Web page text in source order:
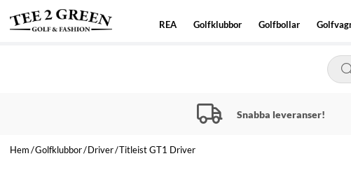
REA Golfklubbor Golfbollar
Snabba leveranser!
Hem Golfklubbor Driver Titleist GT1 Driver